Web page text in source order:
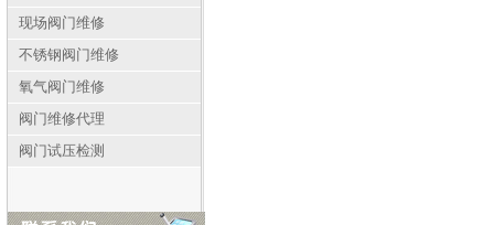
现场阀门维修
不锈钢阀门维修
氧气阀门维修
阀门维修代理
阀门试压检测